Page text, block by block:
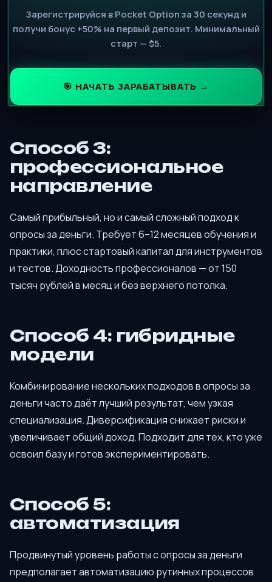
Зарегистрируйся в Pocket Option за 30 секунд и
получи бонус +50% на первый депозит. Минимальный
старт — $5.
🎯 НАЧАТЬ ЗАРАБАТЫВАТЬ →
Способ 3:
профессиональное
направление
Самый прибыльный, но и самый сложный подход к
опросы за деньги. Требует 6–12 месяцев обучения и
практики, плюс стартовый капитал для инструментов
и тестов. Доходность профессионалов — от 150
тысяч рублей в месяц и без верхнего потолка.
Способ 4: гибридные
модели
Комбинирование нескольких подходов в опросы за
деньги часто даёт лучший результат, чем узкая
специализация. Диверсификация снижает риски и
увеличивает общий доход. Подходит для тех, кто уже
освоил базу и готов экспериментировать.
Способ 5:
автоматизация
Продвинутый уровень работы с опросы за деньги
предполагает автоматизацию рутинных процессов